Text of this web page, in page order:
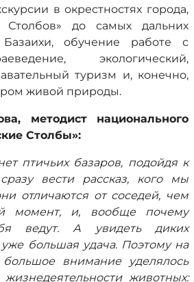
в окрестностях города,
Столбов» до самых дальних
обучение работе с
экологический,
туризм и, конечно,
живой природы.
методист национального
Столбы»:
птичьих базаров, подойдя к
вести рассказ, кого мы
отличаются от соседей, чем
момент, и, вообще почему
ведут. А увидеть диких
большая удача. Поэтому на
большое внимание уделялось
животных: